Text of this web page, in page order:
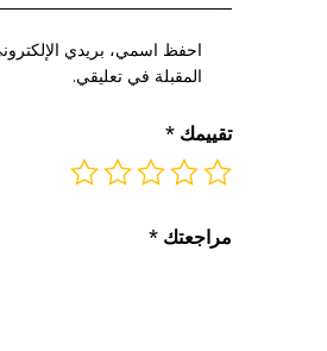
احفظ اسمي، بريدي
المقبلة في تعليقي.
تقييمك *
مراجعتك *